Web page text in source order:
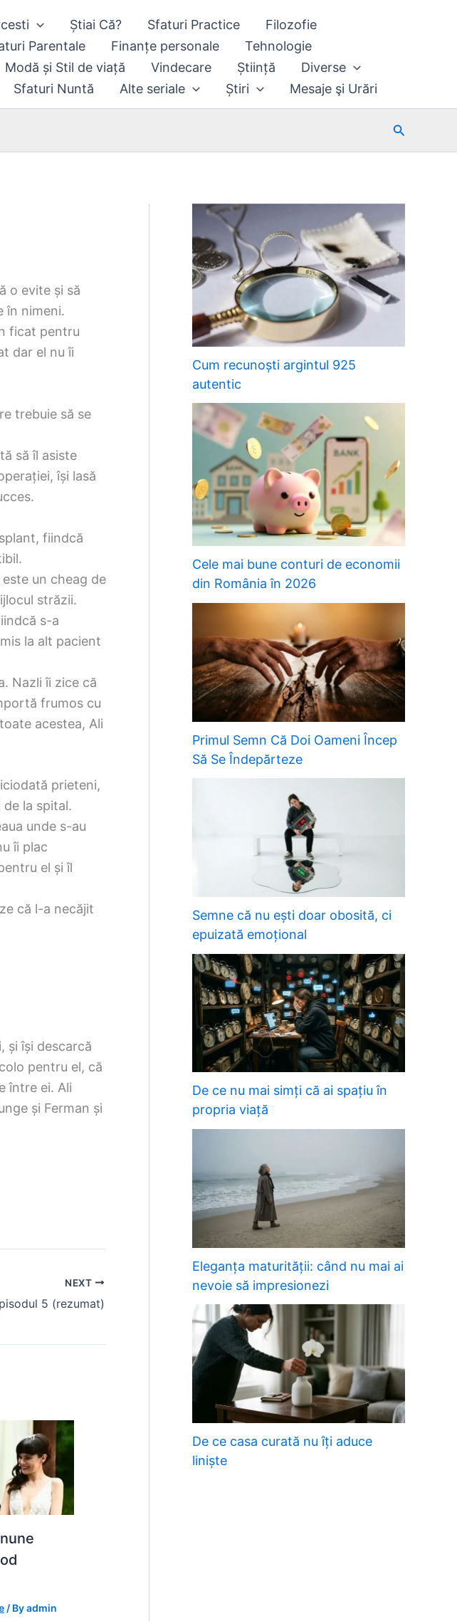
Știai Că? Sfaturi Practice
Filozofie
Parentale Finanțe personale
Tehnologie
Modă și Stil de viață Vindecare Știință
Diverse
Sfaturi Nuntă Alte seriale Știri Mesaje şi Urări
Search
o evite și să
în nimeni.
ficat pentru
dar el nu îi
trebuie să se
să îl asiste
își lasă
fiindcă
un cheag de
străzii.
s-a
la alt pacient
Nazli îi zice că
frumos cu
acestea, Ali
prieteni,
la spital.
unde s-au
îi plac
el și îl
că l-a necăjit
și își descarcă
pentru el, că
între ei. Ali
și Ferman și
NEXT
5 (rezumat)
/ Byadmin
Cum recunoști argintul 925
autentic
Cele mai bune conturi de economii
din România în 2026
Primul Semn Că Doi Oameni Încep
Să Se Îndepărteze
Semne că nu ești doar obosită, ci
epuizată emoțional
De ce nu mai simți că ai spațiu în
propria viață
Eleganța maturității: când nu mai ai
nevoie să impresionezi
De ce casa curată nu îți aduce
liniște